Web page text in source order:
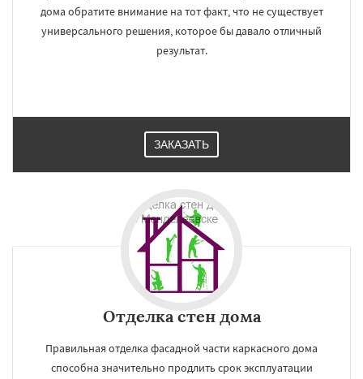
дома обратите внимание на тот факт, что не существует
универсального решения, которое бы давало отличный
результат.
ЗАКАЗАТЬ
Отделка стен дома
Правильная отделка фасадной части каркасного дома
способна значительно продлить срок эксплуатации